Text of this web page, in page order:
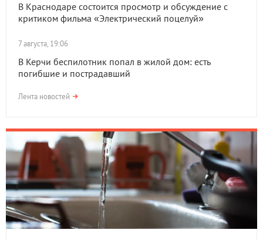
В Краснодаре состоится просмотр и обсуждение с
критиком фильма «Электрический поцелуй»
7 августа, 19:06
В Керчи беспилотник попал в жилой дом: есть
погибшие и пострадавший
Лента новостей